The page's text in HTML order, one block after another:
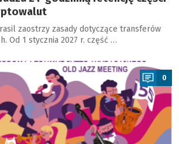
zaostrzy zasady dotyczące transferów
Od 1 stycznia 2027 r. część …
0